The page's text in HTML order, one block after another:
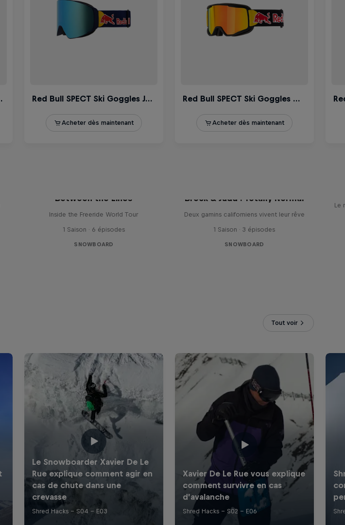
Between the Lines
Inside the Freeride World Tour
1 Saison · 6 épisodes
SNOWBOARD
Brock & Judd : Totally Normal
Deux gamins californiens vivent leur rêve
1 Saison · 3 épisodes
SNOWBOARD
Le
Tout voir